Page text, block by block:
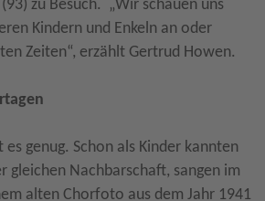
zu Besuch. „Wir schauen uns
Kindern und Enkeln an oder
Zeiten“, erzählt Gertrud Howen.
es genug. Schon als Kinder kannten
gleichen Nachbarschaft, sangen im
alten Chorfoto aus dem Jahr 1941